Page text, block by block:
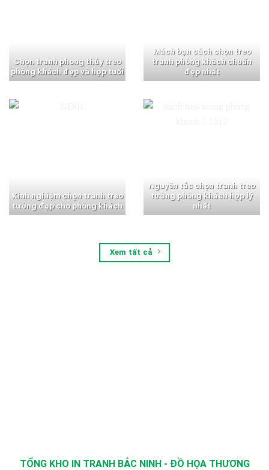
Chọn tranh phong thủy treo
phòng khách đẹp và hợp tuổi
Mách bạn cách chọn treo
tranh phòng khách chuẩn
đẹp nhất
Kinh nghiệm chọn tranh treo
tường đẹp cho phòng khách
Nguyên tắc chọn tranh treo
tường phòng khách hợp lý
nhất
Xem tất cả
TỔNG KHO IN TRANH BẮC NINH - ĐỒ HỌA THƯƠNG